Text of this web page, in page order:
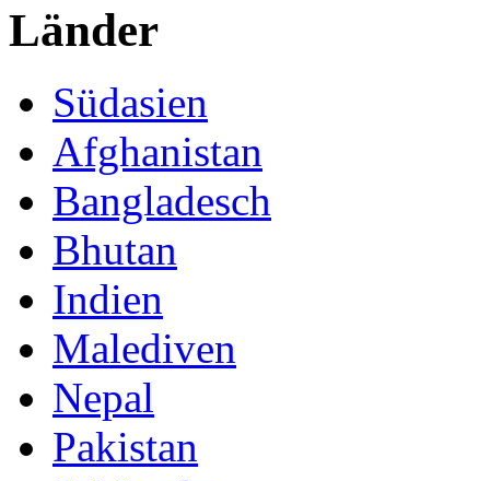
Länder
Südasien
Afghanistan
Bangladesch
Bhutan
Indien
Malediven
Nepal
Pakistan